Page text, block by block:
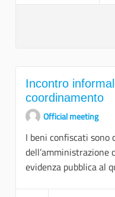
Incontro
coordinamento
Official meeting
I beni confiscati sono
dell’amministrazione
evidenza pubblica al